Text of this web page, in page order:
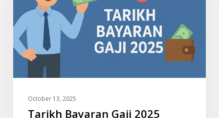
Penjawat
Awam
Malaysia
(Jadual
Rasmi)
October 13, 2025
Tarikh Bayaran Gaji 2025